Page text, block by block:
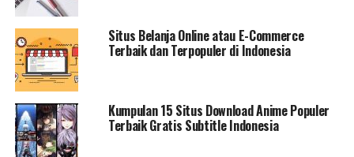
Situs Belanja Online atau E-Commerce
Terbaik dan Terpopuler di Indonesia
Kumpulan 15 Situs Download Anime Populer
Terbaik Gratis Subtitle Indonesia